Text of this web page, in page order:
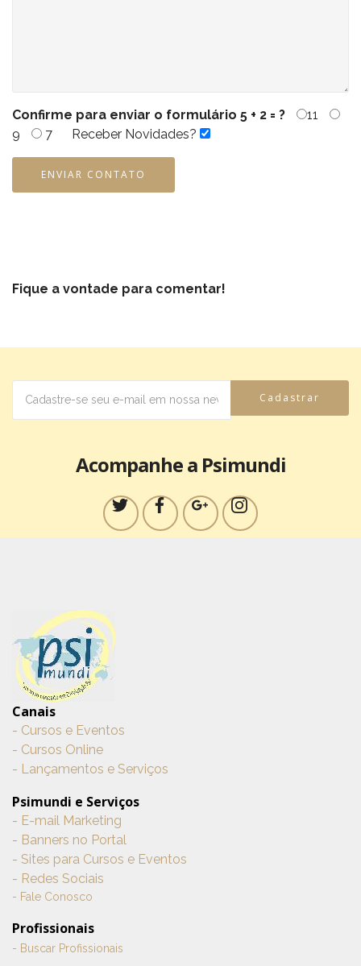
Confirme para enviar o formulário 5 + 2 = ?
11
9
7 Receber Novidades?
ENVIAR CONTATO
Fique a vontade para comentar!
Cadastrar
Acompanhe a Psimundi
Canais
- Cursos e Eventos
- Cursos Online
- Lançamentos e Serviços
Psimundi e Serviços
- E-mail Marketing
- Banners no Portal
- Sites para Cursos e Eventos
- Redes Sociais
- Fale Conosco
Profissionais
- Buscar Profissionais